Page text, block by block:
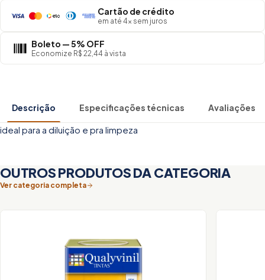
Cartão de crédito
em até 4× sem juros
Boleto — 5% OFF
Economize R$ 22,44 à vista
Descrição Especificações técnicas Avaliações
ideal para a diluição e pra limpeza
OUTROS PRODUTOS DA CATEGORIA
Ver categoria completa